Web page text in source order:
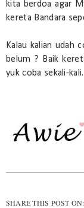
kita berdoa agar
kereta Bandara
Kalau kalian udah
belum ? Baik
yuk coba sekali-
SHARE THIS POST ON: